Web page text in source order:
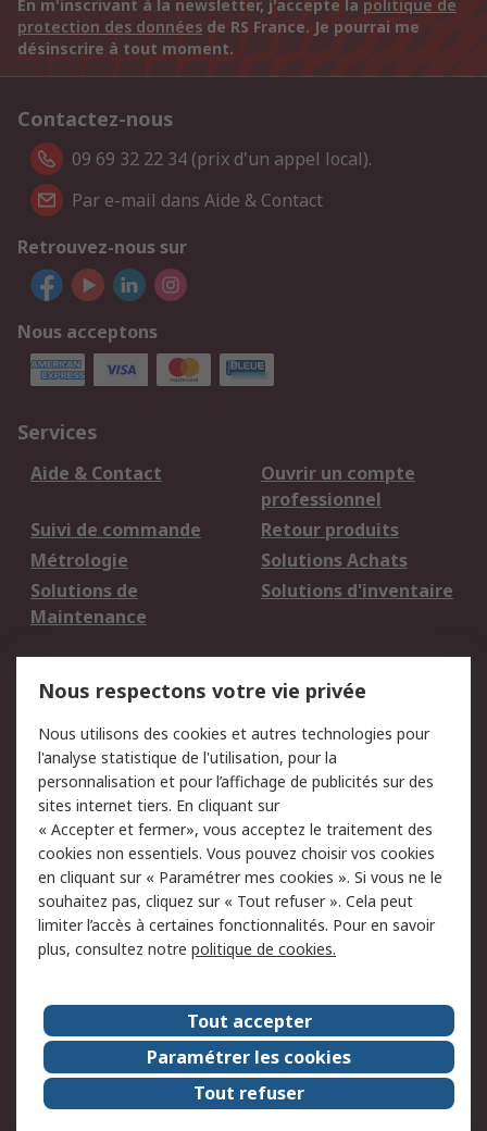
En m'inscrivant à la newsletter, j'accepte la politique de
protection des données de RS France. Je pourrai me
désinscrire à tout moment.
Contactez-nous
09 69 32 22 34 (prix d'un appel local).
Par e-mail dans Aide & Contact
Retrouvez-nous sur
Nous acceptons
Services
Aide & Contact
Ouvrir un compte
professionnel
Suivi de commande
Retour produits
Métrologie
Solutions Achats
Solutions de
Maintenance
Solutions d'inventaire
du site
Politique de protection
des données - Mise à
jour
Sécurité des E-mails
Conditions générales
de vente
Politique anti-
corruption
Campagnes marketing
A propos de RS
A propos de RS France
Evénements
Le groupe RS Group Plc
Presse
RS dans le monde
Démarche RSE
Nous rejoindre
RS Particuliers
Nous respectons votre vie privée
Nous utilisons des cookies et autres technologies pour
l'analyse statistique de l'utilisation, pour la
personnalisation et pour l’affichage de publicités sur des
sites internet tiers. En cliquant sur
« Accepter et fermer», vous acceptez le traitement des
cookies non essentiels. Vous pouvez choisir vos cookies
en cliquant sur « Paramétrer mes cookies ». Si vous ne le
souhaitez pas, cliquez sur « Tout refuser ». Cela peut
limiter l’accès à certaines fonctionnalités. Pour en savoir
plus, consultez notre politique de cookies.
Tout accepter
Paramétrer les cookies
Tout refuser